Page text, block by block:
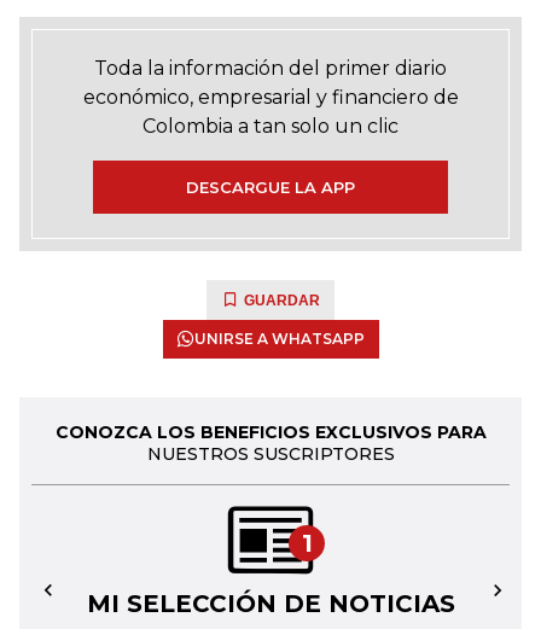
Toda la información del primer diario
económico, empresarial y financiero de
Colombia a tan solo un clic
DESCARGUE LA APP
GUARDAR
UNIRSE A WHATSAPP
CONOZCA LOS BENEFICIOS EXCLUSIVOS PARA
NUESTROS SUSCRIPTORES
1
MI SELECCIÓN DE NOTICIAS
← →